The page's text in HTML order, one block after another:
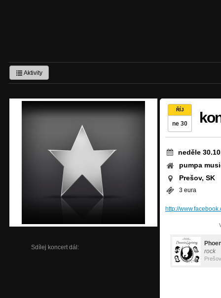
Aktivity
Sdílej koncert dál:
ŘÍJ
ne 30
neděle
pumpa
Prešov, SK
3 eura
http://
rock
Prešov